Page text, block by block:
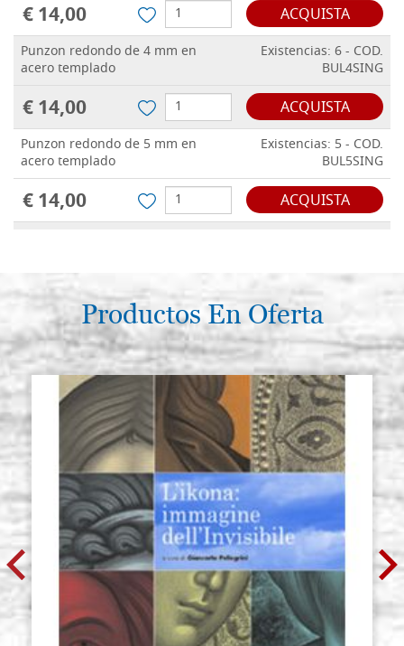
€ 14,00 ACQUISTA
Punzon redondo de 4 mm en
acero templado
Existencias: 6 - COD.
BUL4SING
€ 14,00 ACQUISTA
Punzon redondo de 5 mm en
acero templado
Existencias: 5 - COD.
BUL5SING
€ 14,00 ACQUISTA
€ 14,00 ACQUISTA
Punzon redondo de 7 mm en
acero templado
Existencias: 8 - COD.
BUL7SING
€ 15,00 ACQUISTA
Punzon redondo de 8 mm en
acero templado
Existencias: 4 - COD.
BUL8SING
€ 15,00 ACQUISTA
Punzon redondo de 9 mm en
acero templado
BUL9SING
€ 17,00 ACQUISTA
Punzon redondo de 10 mm en
acero templado
Existencias: 4 - COD.
BUL10SING
Productos En Oferta